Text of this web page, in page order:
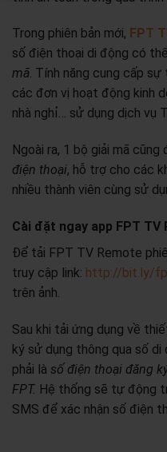
Trong phiên bản mới, FPT
số điện thoại di động có
mã. Tính năng cung cấp
các đơn vị hoạt động kinh
nhà nghỉ… sử dụng dịch vụ
Ngoài ra, 1 bộ giải mã
điện thoại, hỗ trợ cho các
nhiều thành viên cùng sử
Cài đặt ngay app FPT TV
Để tải FPT TV Remote
truy cập link: http://bit.ly/
trên ảnh.
Sau khi tải ứng dụng về
ký sử dụng thông qua số
phải là số điện thoại đăng
FPT. Hệ thống sẽ tự động
SMS để xác nhận số điện